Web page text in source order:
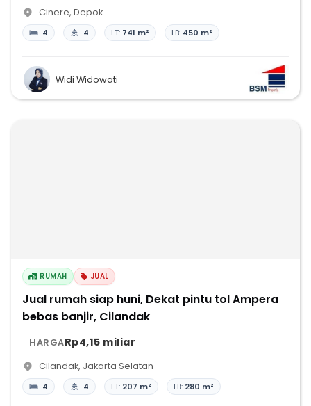
Cinere, Depok
4 4 LT: 741 m² LB: 450 m²
Widi Widowati
RUMAH JUAL
Jual rumah siap huni, Dekat pintu tol Ampera
bebas banjir, Cilandak
HARGARp4,15 miliar
Cilandak, Jakarta Selatan
4 4 LT: 207 m² LB: 280 m²